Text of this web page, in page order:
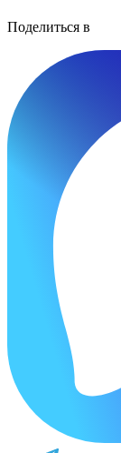
Поделиться в